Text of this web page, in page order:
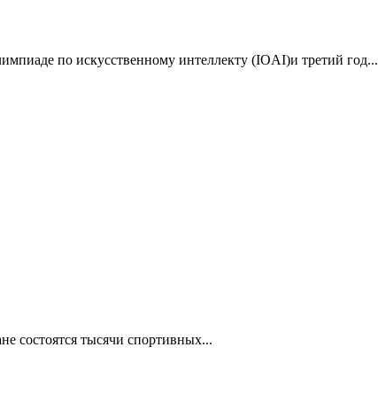
по искусственному интеллекту (IOAI)и третий год...
состоятся тысячи спортивных...